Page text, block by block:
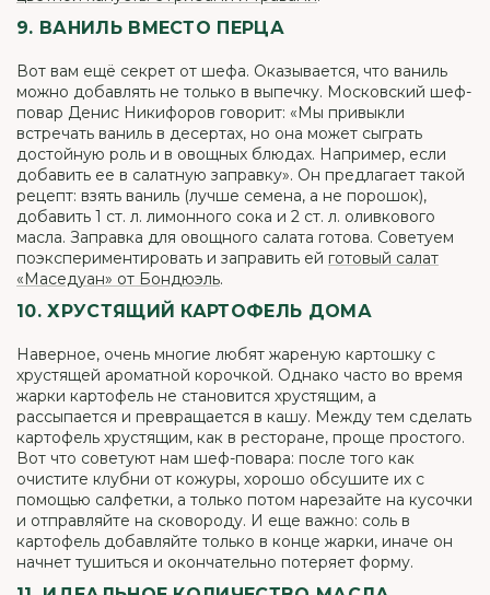
9. ВАНИЛЬ ВМЕСТО ПЕРЦА
Вот вам ещё секрет от шефа. Оказывается, что ваниль
можно добавлять не только в выпечку. Московский шеф-
повар Денис Никифоров говорит: «Мы привыкли
встречать ваниль в десертах, но она может сыграть
достойную роль и в овощных блюдах. Например, если
добавить ее в салатную заправку». Он предлагает такой
рецепт: взять ваниль (лучше семена, а не порошок),
добавить 1 ст. л. лимонного сока и 2 ст. л. оливкового
масла. Заправка для овощного салата готова. Советуем
поэкспериментировать и заправить ей готовый салат
«Маседуан» от Бондюэль.
10. ХРУСТЯЩИЙ КАРТОФЕЛЬ ДОМА
Наверное, очень многие любят жареную картошку с
хрустящей ароматной корочкой. Однако часто во время
жарки картофель не становится хрустящим, а
рассыпается и превращается в кашу. Между тем сделать
картофель хрустящим, как в ресторане, проще простого.
Вот что советуют нам шеф-повара: после того как
очистите клубни от кожуры, хорошо обсушите их с
помощью салфетки, а только потом нарезайте на кусочки
и отправляйте на сковороду. И еще важно: соль в
картофель добавляйте только в конце жарки, иначе он
начнет тушиться и окончательно потеряет форму.